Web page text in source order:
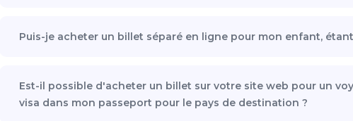
Puis-je acheter un billet séparé en ligne pour mon enfant,
Est-il possible d'acheter un billet sur votre site web pour un
visa dans mon passeport pour le pays de destination ?